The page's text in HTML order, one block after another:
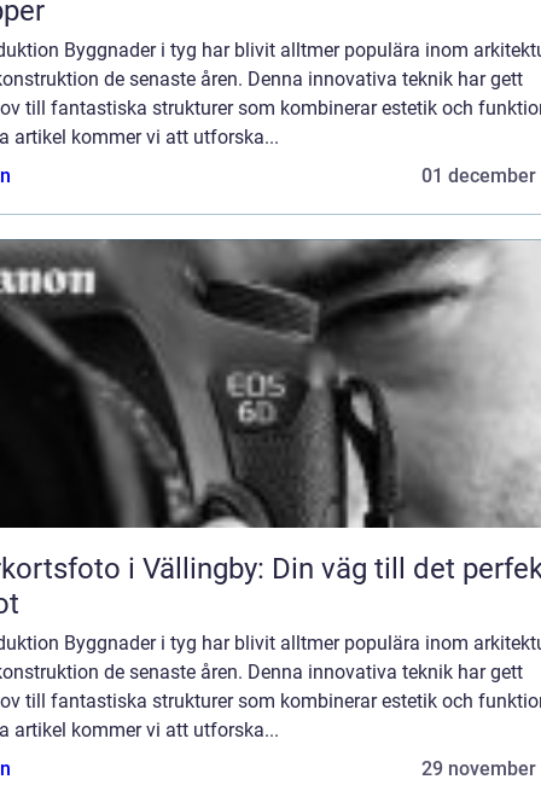
Byggnader i tyg har blivit alltmer populära inom
de senaste åren. Denna innovativa teknik har gett
till fantastiska strukturer som kombinerar estetik och
artikel kommer vi att utforska...
01 december
i Vällingby: Din väg till det
Byggnader i tyg har blivit alltmer populära inom
de senaste åren. Denna innovativa teknik har gett
till fantastiska strukturer som kombinerar estetik och
artikel kommer vi att utforska...
29 november